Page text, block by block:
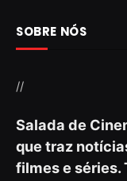
SOBRE NÓS
//
Salada de
que traz
filmes e séries.